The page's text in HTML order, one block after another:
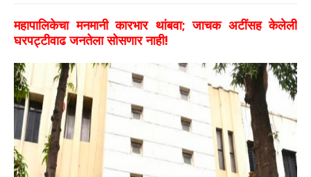
महापालिकेचा मनमानी कारभार थांबवा; जाचक अटींसह केलेली
घरपट्टीवाढ जनतेला सोसणार नाही!